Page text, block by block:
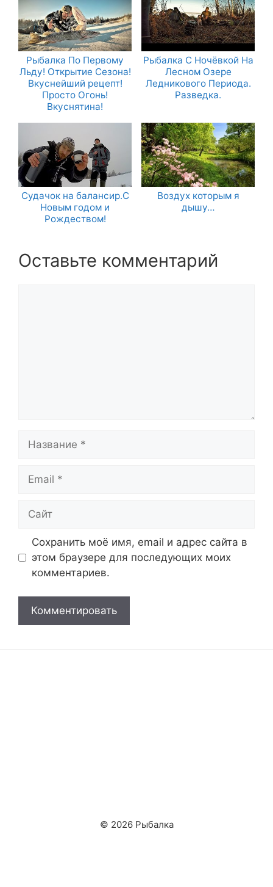
Рыбалка По Первому
Льду! Открытие Сезона!
Вкуснейший рецепт!
Просто Огонь!
Вкуснятина!
Рыбалка С Ночёвкой На
Лесном Озере
Ледникового Периода.
Разведка.
Судачок на балансир.С
Новым годом и
Рождеством!
Воздух которым я
дышу…
Оставьте комментарий
Название
Email
Сайт
Сохранить моё имя, email и адрес сайта в
этом браузере для последующих моих
комментариев.
© 2026 Рыбалка